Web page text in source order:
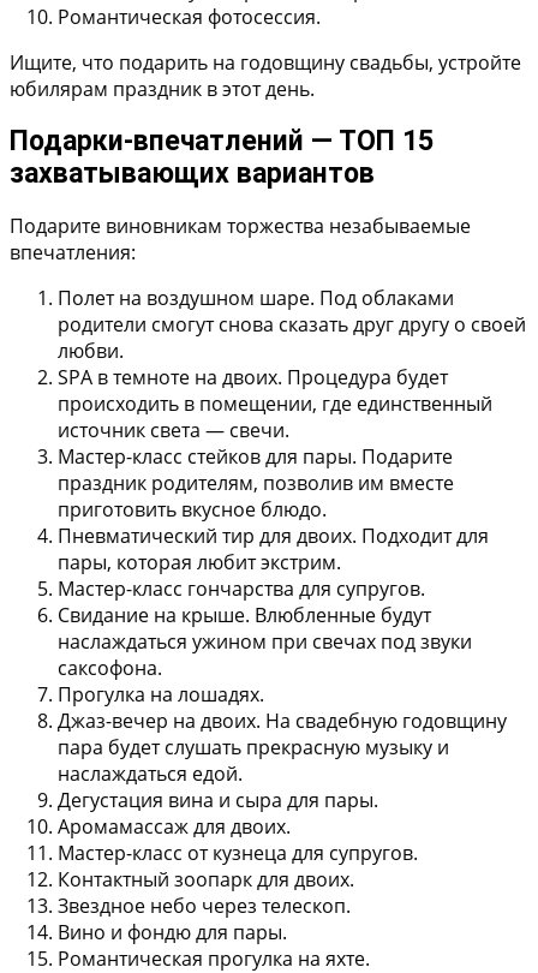
Романтическая фотосессия.
Ищите, что подарить на годовщину свадьбы, устройте
юбилярам праздник в этот день.
Подарки-впечатлений — ТОП 15
захватывающих вариантов
Подарите виновникам торжества незабываемые
впечатления:
Полет на воздушном шаре. Под облаками
родители смогут снова сказать друг другу о своей
любви.
SPA в темноте на двоих. Процедура будет
происходить в помещении, где единственный
источник света — свечи.
Мастер-класс стейков для пары. Подарите
праздник родителям, позволив им вместе
приготовить вкусное блюдо.
Пневматический тир для двоих. Подходит для
пары, которая любит экстрим.
Мастер-класс гончарства для супругов.
Свидание на крыше. Влюбленные будут
наслаждаться ужином при свечах под звуки
саксофона.
Прогулка на лошадях.
Джаз-вечер на двоих. На свадебную годовщину
пара будет слушать прекрасную музыку и
наслаждаться едой.
Дегустация вина и сыра для пары.
Аромамассаж для двоих.
Мастер-класс от кузнеца для супругов.
Контактный зоопарк для двоих.
Звездное небо через телескоп.
Вино и фондю для пары.
Романтическая прогулка на яхте.